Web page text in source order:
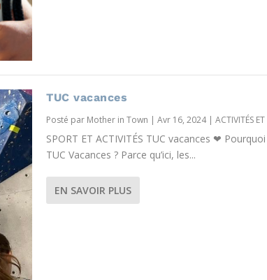
TUC vacances
Posté par Mother in Town | Avr 16, 2024| ACTIVITÉS
SPORT ET ACTIVITÉS TUC vacances ❤
TUC Vacances ? Parce qu’ici, les...
EN SAVOIR PLUS